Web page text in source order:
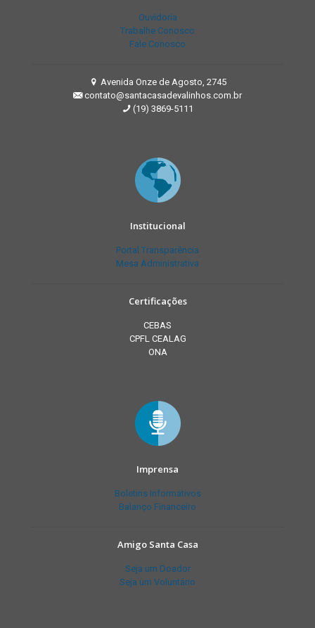
Ouvidoria
Trabalhe Conosco
Fale Conosco
Avenida Onze de Agosto, 2745
contato@santacasadevalinhos.com.br
(19) 3869-5111
Institucional
Portal Transparência
Mesa Administrativa
Certificações
CEBAS
CPFL CEALAG
ONA
Imprensa
Boletins Informativos
Balanço Financeiro
Amigo Santa Casa
Seja um Doador
Seja um Voluntário